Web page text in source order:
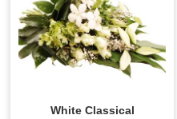
White Classical